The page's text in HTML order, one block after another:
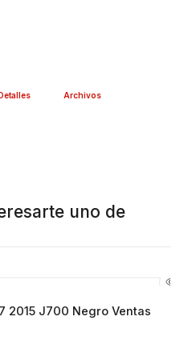
Archivos
uno de
2015 J700 Negro Ventas